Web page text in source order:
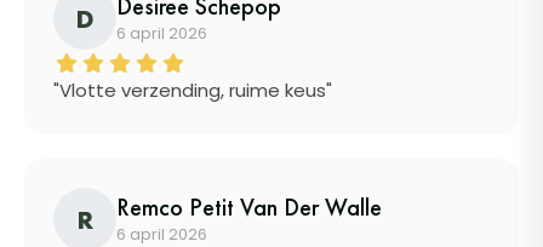
D 6 april 2026
"Vlotte verzending, ruime keus"
R Remco Petit Van Der Walle
6 april 2026